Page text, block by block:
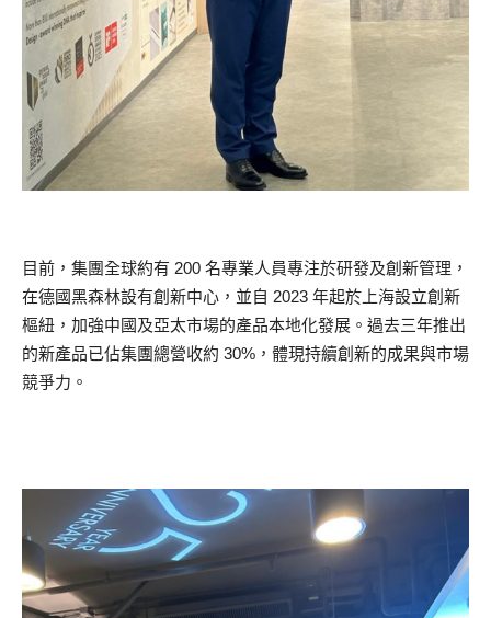
目前，集團全球約有 200 名專業人員專注於研發及創新管理，
在德國黑森林設有創新中心，並自 2023 年起於上海設立創新
樞紐，加強中國及亞太市場的產品本地化發展。過去三年推出
的新產品已佔集團總營收約 30%，體現持續創新的成果與市場
競爭力。